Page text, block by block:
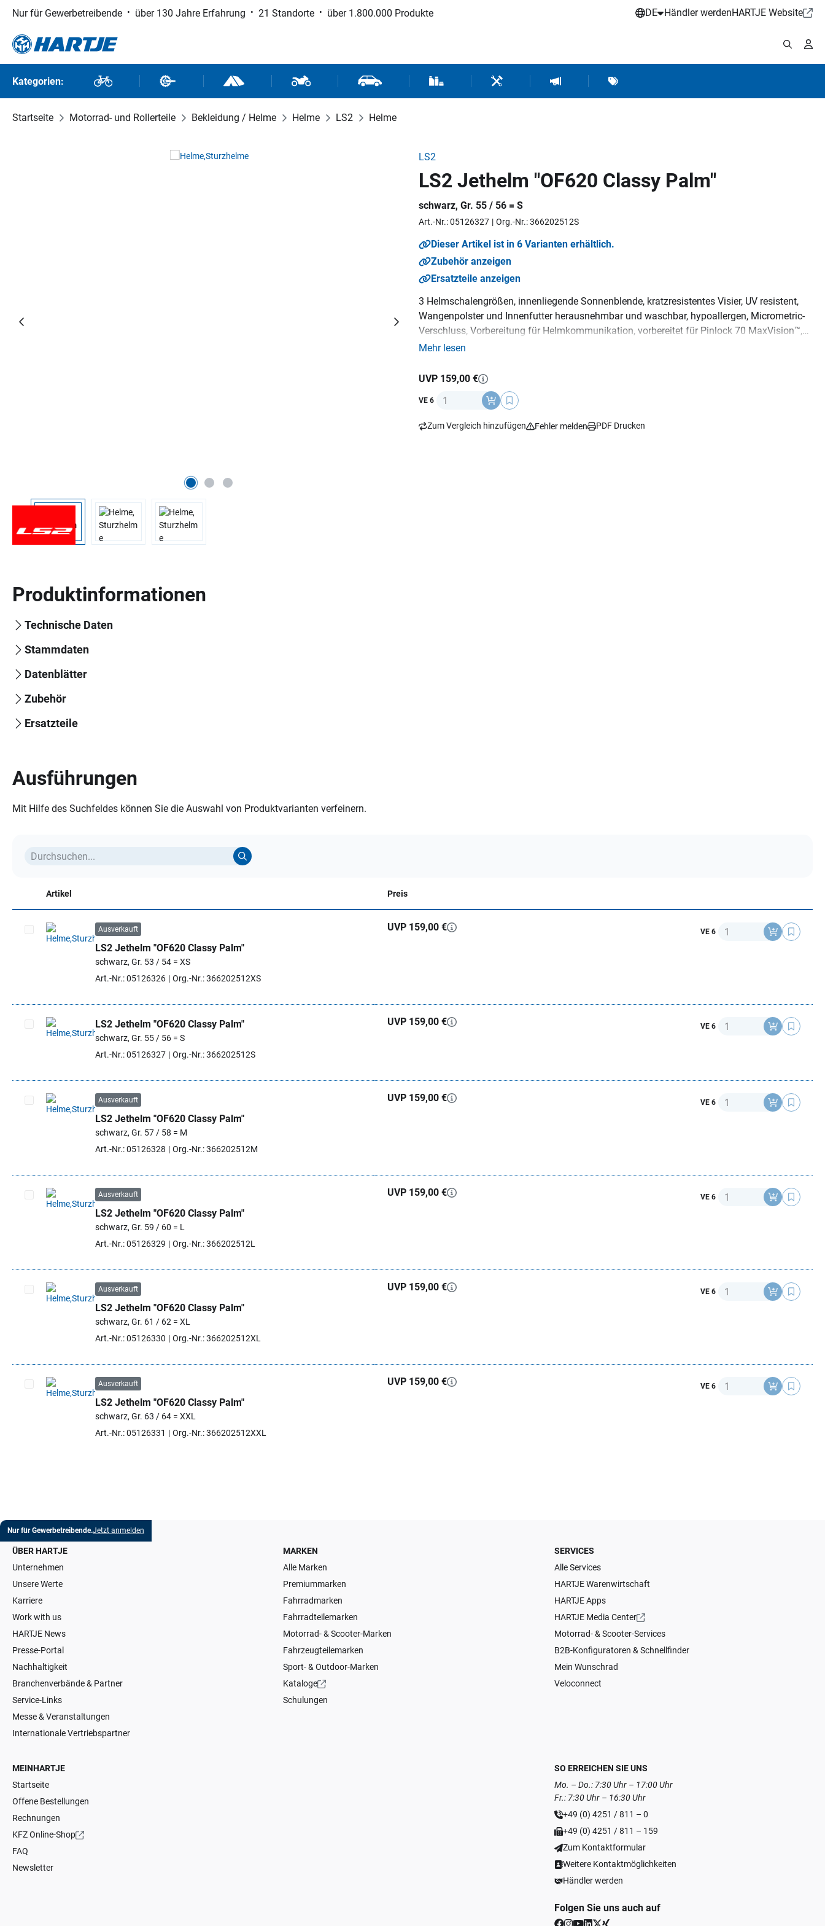
Hauptinhalt springen
Zur Suche springen
Zur Hauptnavigation springen
Nur für Gewerbetreibende über 130 Jahre Erfahrung 21 Standorte über 1.800.000 Produkte DE Händler werdenHARTJE Website
Kategorien: Fahrräder Fahrradteile Outdoor und SportMotorrad- und RollerteileFahrzeugteile und ZubehörVerbrauchsmaterial / Werkstattbedarf
Werkzeuge / Werkstattausrüstung
Hartje MarketingMarken
Startseite Motorrad- und Rollerteile Bekleidung / Helme Helme LS2 Helme
LS2
LS2 Jethelm "OF620 Classy Palm"
schwarz, Gr. 55 / 56 = S
Art.-Nr.: 05126327 Org.-Nr.: 366202512S
Dieser Artikel ist in 6 Varianten erhältlich.
Zubehör anzeigen
Ersatzteile anzeigen
3 Helmschalengrößen, innenliegende Sonnenblende, kratzresistentes Visier, UV resistent,
Wangenpolster und Innenfutter herausnehmbar und waschbar, hypoallergen, Micrometric-
Verschluss, Vorbereitung für Helmkommunikation, vorbereitet für Pinlock 70 MaxVision™,
Material: KPA lackiert, Gewicht: 1200 g (+/- 50 g),
Mehr lesen
UVP 159,00 €
VE 6 Anzahl
Zum Vergleich hinzufügen Fehler melden PDF Drucken
Produktinformationen
Technische Daten
Stammdaten
Datenblätter
Zubehör
Ersatzteile
Ausführungen
Mit Hilfe des Suchfeldes können Sie die Auswahl von Produktvarianten verfeinern.
Artikel Preis
Artikel auswählen
Ausverkauft
LS2 Jethelm "OF620 Classy Palm"
schwarz, Gr. 53 / 54 = XS
Art.-Nr.: 05126326
Org.-Nr.: 366202512XS
UVP 159,00 € VE 6 Anzahl
Artikel auswählen
LS2 Jethelm "OF620 Classy Palm"
schwarz, Gr. 55 / 56 = S
Art.-Nr.: 05126327
Org.-Nr.: 366202512S
UVP 159,00 € VE 6 Anzahl
Artikel auswählen
Ausverkauft
LS2 Jethelm "OF620 Classy Palm"
schwarz, Gr. 57 / 58 = M
Art.-Nr.: 05126328
Org.-Nr.: 366202512M
UVP 159,00 € VE 6 Anzahl
Artikel auswählen
Ausverkauft
LS2 Jethelm "OF620 Classy Palm"
schwarz, Gr. 59 / 60 = L
Art.-Nr.: 05126329
Org.-Nr.: 366202512L
UVP 159,00 € VE 6 Anzahl
Artikel auswählen
Ausverkauft
LS2 Jethelm "OF620 Classy Palm"
schwarz, Gr. 61 / 62 = XL
Art.-Nr.: 05126330
Org.-Nr.: 366202512XL
UVP 159,00 € VE 6 Anzahl
Artikel auswählen
Ausverkauft
LS2 Jethelm "OF620 Classy Palm"
schwarz, Gr. 63 / 64 = XXL
Art.-Nr.: 05126331
Org.-Nr.: 366202512XXL
UVP 159,00 € VE 6 Anzahl
Nur für Gewerbetreibende.Jetzt anmelden
ÜBER HARTJE
Unternehmen
Unsere Werte
Karriere
Work with us
HARTJE News
Presse-Portal
Nachhaltigkeit
Branchenverbände & Partner
Service-Links
Messe & Veranstaltungen
Internationale Vertriebspartner
MARKEN
Alle Marken
Premiummarken
Fahrradmarken
Fahrradteilemarken
Motorrad- & Scooter-Marken
Fahrzeugteilemarken
Sport- & Outdoor-Marken
Kataloge
Schulungen
SERVICES
Alle Services
HARTJE Warenwirtschaft
HARTJE Apps
HARTJE Media Center
Motorrad- & Scooter-Services
B2B-Konfiguratoren & Schnellfinder
Mein Wunschrad
Veloconnect
MEINHARTJE
Startseite
Offene Bestellungen
Rechnungen
KFZ Online-Shop
FAQ
Newsletter
SO ERREICHEN SIE UNS
Mo. – Do.: 7:30 Uhr – 17:00 Uhr
Fr.: 7:30 Uhr – 16:30 Uhr
+49 (0) 4251 / 811 – 0
+49 (0) 4251 / 811 – 159
Zum Kontaktformular
Weitere Kontaktmöglichkeiten
Händler werden
Folgen Sie uns auch auf